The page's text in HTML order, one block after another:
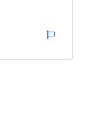
Villa mit vier
und stets